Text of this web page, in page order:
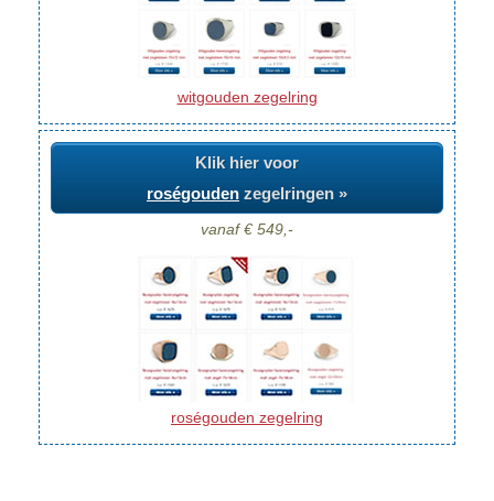
witgouden zegelring
Klik hier voor
roségouden zegelringen »
vanaf € 549,-
roségouden zegelring